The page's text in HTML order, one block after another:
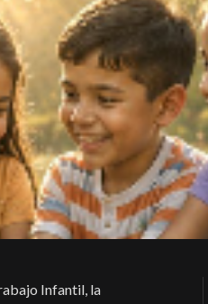
Infantil, la